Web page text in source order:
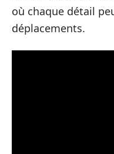
où chaque détail
déplacements.